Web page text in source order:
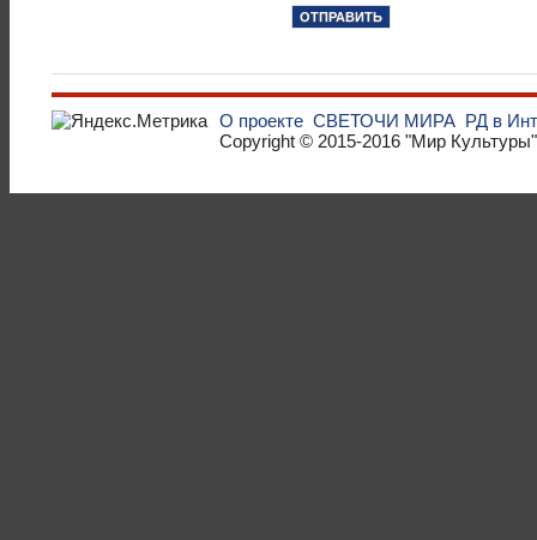
О проекте СВЕТОЧИ МИРА РД в
Copyright © 2015-2016 "Мир Культуры"